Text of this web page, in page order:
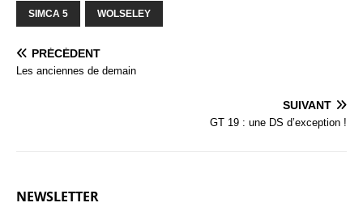
SIMCA 5 WOLSELEY
PRÉCÉDENT
Les anciennes de demain
SUIVANT
GT 19 : une DS d’exception !
NEWSLETTER